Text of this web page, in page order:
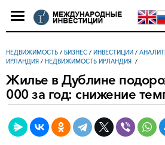
НЕДВИЖИМОСТЬ / БИЗНЕС / ИНВЕСТИЦИИ /
ИРЛАНДИЯ / НЕДВИЖИМОСТЬ ИРЛАНДИЯ
Жилье в Дублине
000 за год: снижение